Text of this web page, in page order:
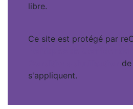
libre.
Ce site est protégé par
s'appliquent.